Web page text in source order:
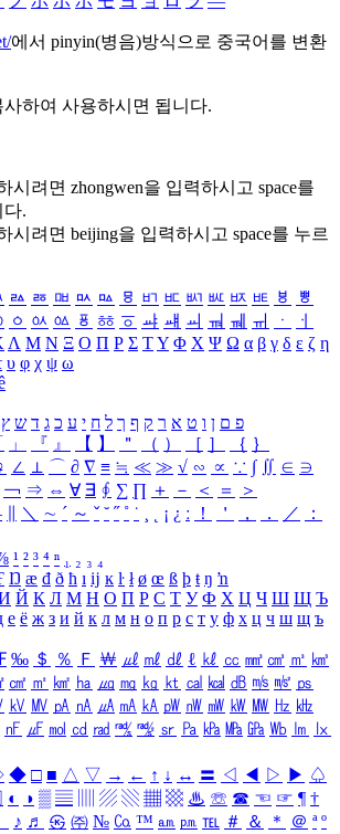
에서 pinyin(병음)방식으로 중국어를 변환
하여 사용하시면 됩니다.
시려면 zhongwen을 입력하시고 space를
다.
시려면 beijing을 입력하시고 space를 누르
ㅬ ㅭ ㅮ ㅯ ㅰ ㅱ ㅲ ㅳ ㅴ ㅵ ㅶ ㅷ ㅸ
ㅹ
ㆁ ㆂ ㆃ ㆄ ㆅ ㆆ ㆇ ㆈ ㆉ ㆊ ㆋ ㆌ ㆍ
ㆎ
Λ Μ Ν Ξ Ο Π Ρ Σ ΤΥ Φ Χ Ψ Ω α β γ δ ε ζ η
υ φ χ ψ ω
פ ם ן ו ט א ר ק ף ך ל ח י ע כ ג ד ש ץ
」 『 』 【 】 ＂ （ ） ［ ］ ｛ ｝
∠ ⊥ ⌒ ∂ ∇ ≡ ≒ ≪ ≫ √ ∽ ∝ ∵ ∫ ∬ ∈ ∋
￢ ⇒ ⇔ ∀ ∃ ∮ ∑ ∏ ＋ － ＜ ＝
＞
＼ ∼ ´ ～ ˇ ˘ ˝ ˚ ˙ ¸ ¡ ¿ ː ！ ＇ ， ． ／
：
¹ ² ³ ⁴ ⁿ ₁ ₂ ₃ ₄
Ŋ æ đ ð ħ ı ĳ ĸ ŀ ł ø œ ß þ ŧ ŋ ŉ
Й К Л М Н О П Р С Т У Ф Х Ц Ч Ш Щ Ъ
е ё ж з и й к л м н о п р с т у ф х ц ч ш щ ъ
‰ ＄ ％ Ｆ ￦ ㎕ ㎖ ㎗ ℓ ㎘ ㏄ ㎣ ㎤ ㎥ ㎦
㎠ ㎡ ㎢ ㏊ ㎍ ㎎ ㎏ ㏏ ㎈ ㎉ ㏈ ㎧ ㎨ ㎰
㎸ ㎹ ㎀ ㎁ ㎂ ㎃ ㎄ ㎺ ㎻ ㎽ ㎾ ㎿ ㎐ ㎑
㎋ ㎌ ㏖ ㏅ ㎭ ㎮ ㎯ ㏛ ㎩ ㎪ ㎫ ㎬ ㏝ ㏐
㏓
◆ □ ■ △ ▽ → ← ↑ ↓ ↔ 〓 ◁ ◀ ▷ ▶ ♤
◐ ◑ ▒ ▤ ▨ ▧ ▦ ▩ ♨ ☏ ☎ ☜ ☞ ¶ †
♪ ♬ ㉿ ㈜ № ㏇ ™ ㏂ ㏘ ℡ ＃ ＆ ＊ ＠ ª º